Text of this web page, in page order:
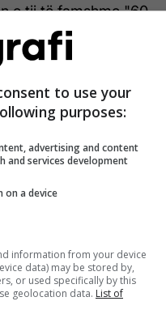
e tij të famshme "60
to use your
purposes:
advertising and content
and services development
on a device
information from your device
data) may be stored by,
or used specifically by this
geolocation data. List of